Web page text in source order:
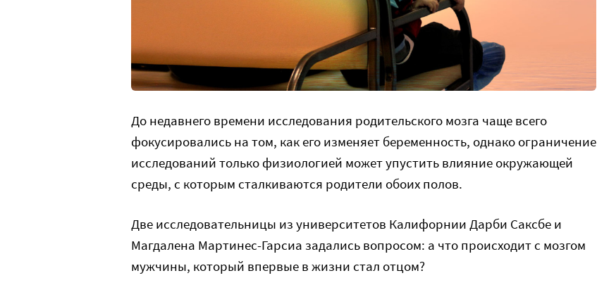
До недавнего времени исследования родительского мозга чаще всего
фокусировались на том, как его изменяет беременность, однако ограничение
исследований только физиологией может упустить влияние окружающей
среды, с которым сталкиваются родители обоих полов.
Две исследовательницы из университетов Калифорнии Дарби Саксбе и
Магдалена Мартинес-Гарсиа задались вопросом: а что происходит с мозгом
мужчины, который впервые в жизни стал отцом?